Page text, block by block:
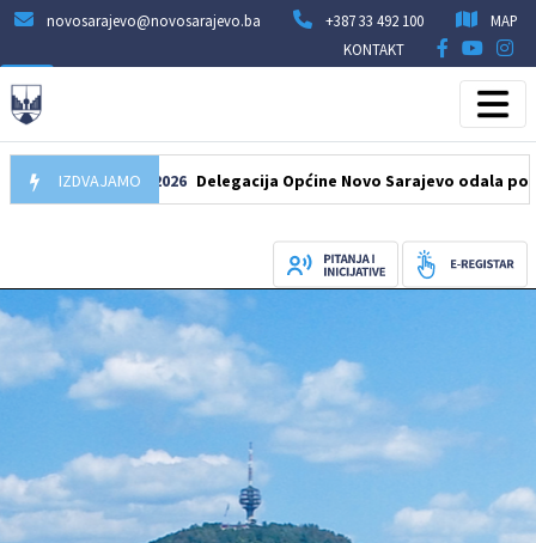
novosarajevo@novosarajevo.ba +387 33 492 100
MAP
KONTAKT
IZDVAJAMO
07.08.2026 Delegacija Općine Novo Sarajevo odala počast